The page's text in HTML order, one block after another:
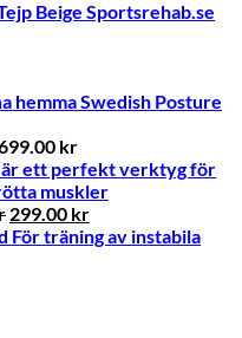
kr
Det
ursprungliga
299.00 krDet
nuvarande